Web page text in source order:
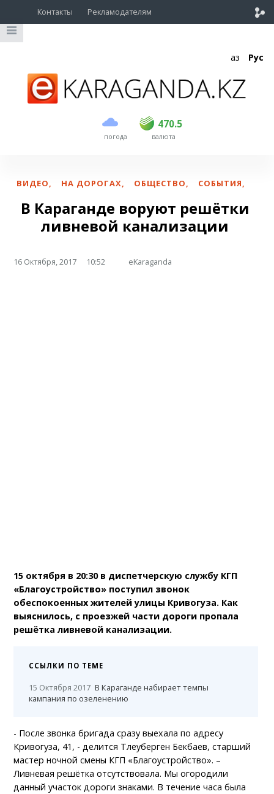
Контакты Рекламодателям
Қаз Рус
погода
470.5
USD 469 470.5
EUR валюта
ВИДЕО, НА ДОРОГАХ, ОБЩЕСТВО, СОБЫТИЯ,
В Караганде воруют решётки
ливневой канализации
16 Октября, 2017 10:52 eKaraganda
15 октября в 20:30 в диспетчерскую службу КГП
«Благоустройство» поступил звонок
обеспокоенных жителей улицы Кривогуза. Как
выяснилось, с проезжей части дороги пропала
решётка ливневой канализации.
ССЫЛКИ ПО ТЕМЕ
15 Октября 2017 В Караганде набирает темпы
кампания по озеленению
- После звонка бригада сразу выехала по адресу
Кривогуза, 41, - делится Тлеуберген Бекбаев, старший
мастер ночной смены КГП «Благоустройство». –
Ливневая решётка отсутствовала. Мы огородили
данный участок дороги знаками. В течение часа была